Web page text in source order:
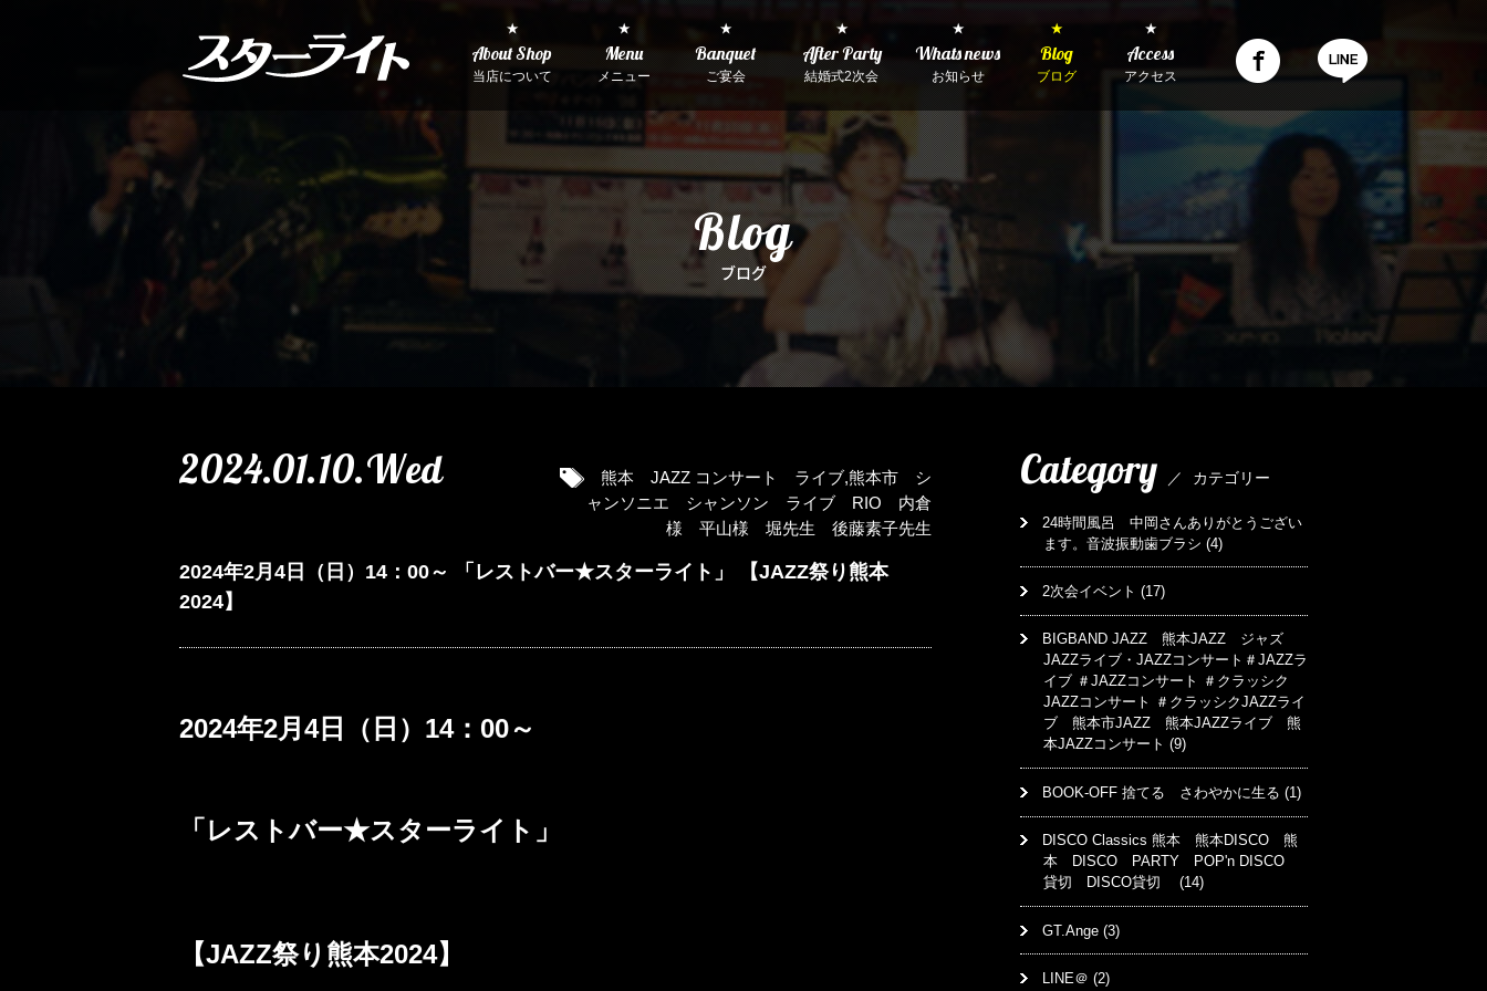
★
About Shop
当店について
★
Menu
メニュー
★
Banquet
ご宴会
★
After Party
結婚式2次会
★
Whats news
お知らせ
★
Blog
ブログ
★
Access
アクセス
Blog
ブログ
2024.01.10.Wed 熊本 JAZZ コンサート ライブ,熊本市 シ
ャンソニエ シャンソン ライブ RIO 内倉
様 平山様 堀先生 後藤素子先生
2024年2月4日（日）14：00～ 「レストバー★スターライト」 【JAZZ祭り熊本
2024】
2024年2月 4日（ 日 ） 14： 00～
「レストバー★スターライト」
【JAZZ祭り熊本2024】
Category ／ カテゴリー
24時間風呂 中岡さんありがとうござい
ます。音波振動歯ブラシ (4)
2次会イベント (17)
BIGBAND JAZZ 熊本JAZZ ジャズ
JAZZライブ・JAZZコンサート＃JAZZラ
イブ ＃JAZZコンサート ＃クラッシク
JAZZコンサート ＃クラッシクJAZZライ
ブ 熊本市JAZZ 熊本JAZZライブ 熊
本JAZZコンサート (9)
BOOK-OFF 捨てる さわやかに生る (1)
DISCO Classics 熊本 熊本DISCO 熊
本 DISCO PARTY POP'n DISCO
貸切 DISCO貸切 (14)
GT.Ange (3)
LINE＠ (2)